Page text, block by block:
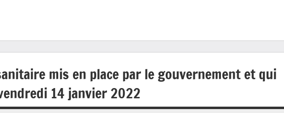
mis en place par le gouvernement et qui
14 janvier 2022